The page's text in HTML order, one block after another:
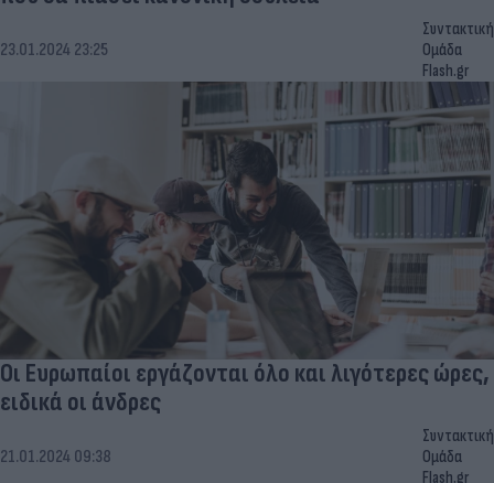
23.01.2024 23:25
Συντακτική
Ομάδα
Flash.gr
Οι Ευρωπαίοι εργάζονται όλο και λιγότερες ώρες,
ειδικά οι άνδρες
21.01.2024 09:38
Συντακτική
Ομάδα
Flash.gr